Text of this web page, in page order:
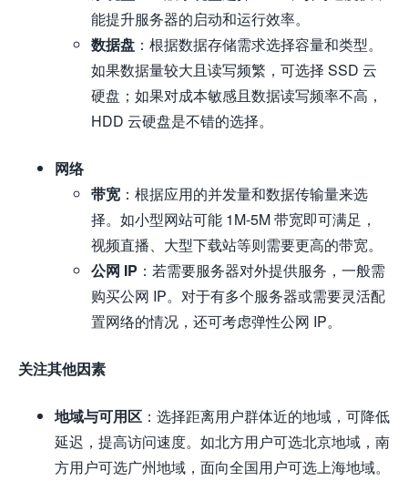
能提升服务器的启动和运行效率。
数据盘 ：根据数据存储需求选择容量和类型。
如果数据量较大且读写频繁，可选择 SSD 云
硬盘；如果对成本敏感且数据读写频率不高，
HDD 云硬盘是不错的选择。
网络
带宽 ：根据应用的并发量和数据传输量来选
择。如小型网站可能 1M-5M 带宽即可满足，
视频直播、大型下载站等则需要更高的带宽。
公网 IP ：若需要服务器对外提供服务，一般需
购买公网 IP。对于有多个服务器或需要灵活配
置网络的情况，还可考虑弹性公网 IP。
关注其他因素
地域与可用区 ：选择距离用户群体近的地域，可降低
延迟，提高访问速度。如北方用户可选北京地域，南
方用户可选广州地域，面向全国用户可选上海地域。